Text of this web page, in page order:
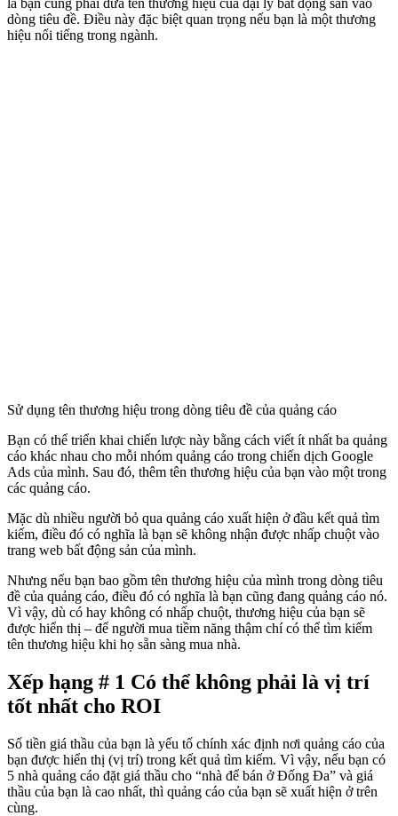
là bạn cũng phải đưa tên thương hiệu của đại lý bất động sản vào
dòng tiêu đề. Điều này đặc biệt quan trọng nếu bạn là một thương
hiệu nổi tiếng trong ngành.
Sử dụng tên thương hiệu trong dòng tiêu đề của quảng cáo
Bạn có thể triển khai chiến lược này bằng cách viết ít nhất ba quảng
cáo khác nhau cho mỗi nhóm quảng cáo trong chiến dịch Google
Ads của mình. Sau đó, thêm tên thương hiệu của bạn vào một trong
các quảng cáo.
Mặc dù nhiều người bỏ qua quảng cáo xuất hiện ở đầu kết quả tìm
kiếm, điều đó có nghĩa là bạn sẽ không nhận được nhấp chuột vào
trang web bất động sản của mình.
Nhưng nếu bạn bao gồm tên thương hiệu của mình trong dòng tiêu
đề của quảng cáo, điều đó có nghĩa là bạn cũng đang quảng cáo nó.
Vì vậy, dù có hay không có nhấp chuột, thương hiệu của bạn sẽ
được hiển thị – để người mua tiềm năng thậm chí có thể tìm kiếm
tên thương hiệu khi họ sẵn sàng mua nhà.
Xếp hạng # 1 Có thể không phải là vị trí
tốt nhất cho ROI
Số tiền giá thầu của bạn là yếu tố chính xác định nơi quảng cáo của
bạn được hiển thị (vị trí) trong kết quả tìm kiếm. Vì vậy, nếu bạn có
5 nhà quảng cáo đặt giá thầu cho “nhà để bán ở Đống Đa” và giá
thầu của bạn là cao nhất, thì quảng cáo của bạn sẽ xuất hiện ở trên
cùng.